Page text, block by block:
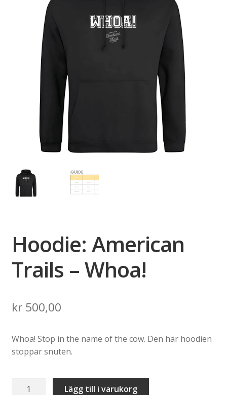
Hoodie: American
Trails – Whoa!
kr500,00
Whoa! Stop in the name of the cow. Den här hoodien
stoppar snuten.
Hoodie:
Lägg till i varukorg